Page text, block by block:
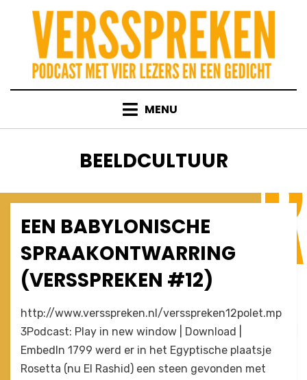
content
MENU
TAG
:
BEELDCULTUUR
Posted
on
March 20, 2013
Afleveringen
EEN BABYLONISCHE
SPRAAKONTWARRING
(VERSSPREKEN #12)
by Joost
1 Comment
Babylonische
spraakontwarring
(VersSpreken
http://www.versspreken.nl/versspreken12polet.mp
3Podcast: Play in new window | Download |
EmbedIn 1799 werd er in het Egyptische plaatsje
Rosetta (nu El Rashid) een steen gevonden met